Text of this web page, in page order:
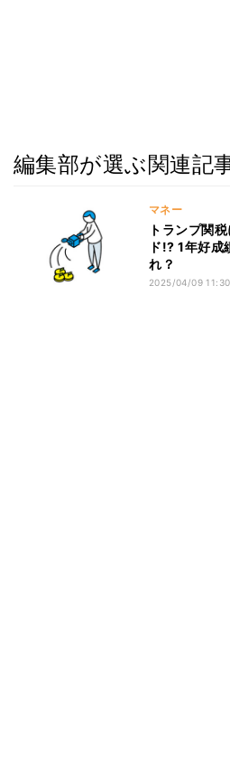
編集部が選ぶ関連記
マネー
トランプ関
ド!? 1年好
れ？
2025/04/09 11:30